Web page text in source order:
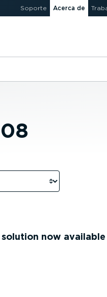
Soporte Acerca de
now available